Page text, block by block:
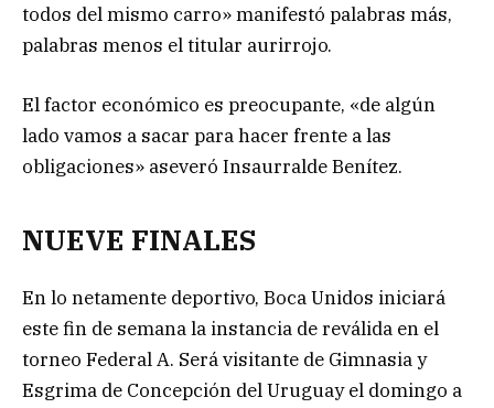
todos del mismo carro» manifestó palabras más,
palabras menos el titular aurirrojo.
El factor económico es preocupante, «de algún
lado vamos a sacar para hacer frente a las
obligaciones» aseveró Insaurralde Benítez.
NUEVE FINALES
En lo netamente deportivo, Boca Unidos iniciará
este fin de semana la instancia de reválida en el
torneo Federal A. Será visitante de Gimnasia y
Esgrima de Concepción del Uruguay el domingo a